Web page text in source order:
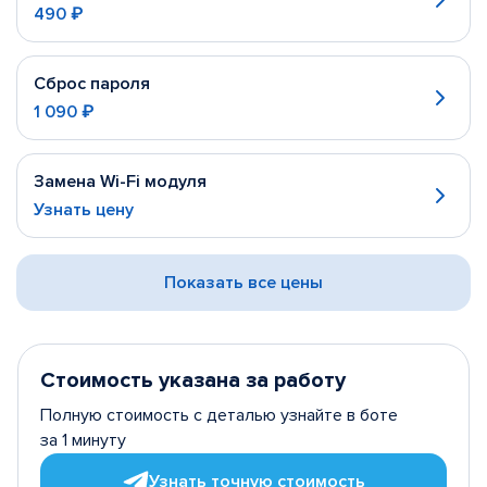
490 ₽
Сброс пароля
1 090 ₽
Замена Wi-Fi модуля
Узнать цену
Показать все цены
Стоимость указана за работу
Полную стоимость с деталью узнайте в боте
за 1 минуту
Узнать точную стоимость